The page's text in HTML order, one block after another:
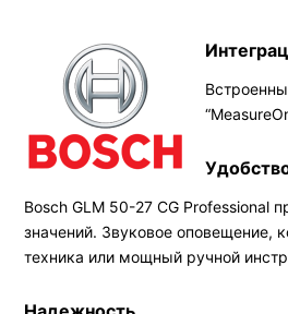
Bosch GLM 50-27 CG Professional
значений. Звуковое оповещение,
техника или мощный ручной